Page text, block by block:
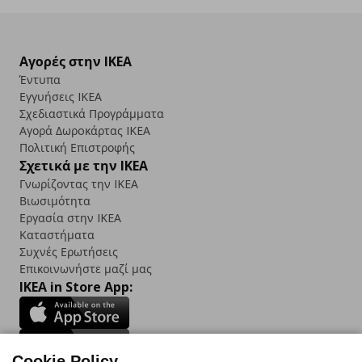
Αγορές στην IKEA
Έντυπα
Εγγυήσεις IKEA
Σχεδιαστικά Προγράμματα
Αγορά Δωρoκάρτας IKEA
Πολιτική Επιστροφής
Σχετικά με την IKEA
Γνωρίζοντας την IKEA
Βιωσιμότητα
Εργασία στην IKEA
Καταστήματα
Συχνές Ερωτήσεις
Επικοινωνήστε μαζί μας
IKEA in Store App: